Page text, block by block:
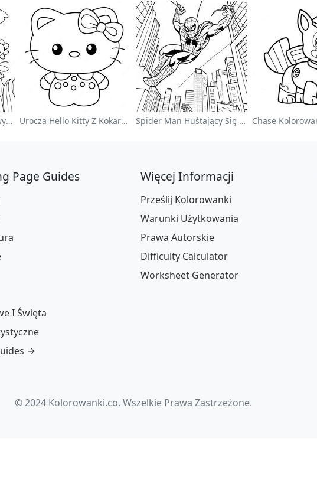
Kolorowy Ogród Kwiatowy Na Kolorowance Urocza Hello Kitty Z Kokardką - Kolorowanka Spider Man Huśtający Się Przez Miasto - Kolorowanka
Page Guides
I Święta
→
Więcej Informacji
Prześlij Kolorowanki
Warunki Użytkowania
Prawa Autorskie
Difficulty Calculator
Worksheet Generator
© 2024 Kolorowanki.co. Wszelkie Prawa Zastrzeżone.